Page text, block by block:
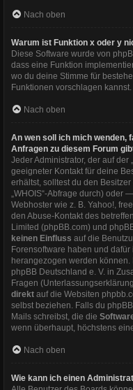
Nach oben
Warum ist Funktion x oder y
Diese Software wurde von
dass eine Funktion
wo du deine Stimme für
Funktionen vorschlagen kannst.
Nach oben
An wen soll ich mich wenden,
Anfragen zu diesem Forum
Jeder Administrator, der auf der
geeigneter Kontakt für deine
erhältst, solltest du den
„WHOIS“-Abfrage durch) oder
Webhoster wie z. B. Yahoo!,
den Abuse-Kontakt des
Limited (phpBB.com) und
keinen Einfluss auf die
Forensoftware haben und
herangezogen werden
phpBB Deutschland e. V. in
Fragen
direkt auf die Websiten
selbst beziehen. Falls du
Mails schreibst, die die
wenn überhaupt, höchstens
Nach oben
Wie kann ich einen